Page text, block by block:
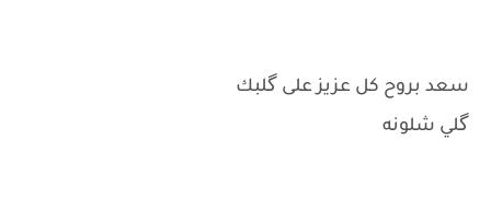
سعد بروح كل عزيز على گلبك
گلي شلونه